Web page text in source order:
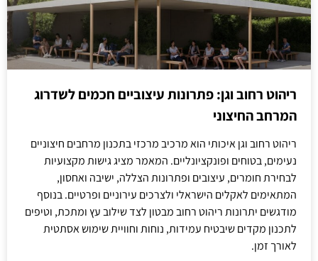
ריהוט רחוב וגן: פתרונות עיצוביים חכמים לשדרוג
המרחב החיצוני
ריהוט רחוב וגן איכותי הוא מרכיב מרכזי בתכנון מרחבים חיצוניים
נעימים, בטוחים ופונקציונליים. המאמר מציג גישות מקצועיות
לבחירת חומרים, עיצובים ופתרונות הצללה, ישיבה ואחסון,
המתאימים לאקלים הישראלי ולצרכים עירוניים ופרטיים. בנוסף
מודגשים יתרונות ריהוט רחוב מבטון לצד שילוב עץ ומתכת, וטיפים
לתכנון מקדים שיבטיח עמידות, נוחות וחוויית שימוש אסתטית
לאורך זמן.